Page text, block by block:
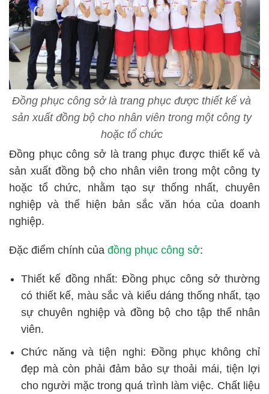
Đồng phục công sở là trang phục được thiết kế và
sản xuất đồng bộ cho nhân viên trong một công ty
hoặc tổ chức
Đồng phục công sở là trang phục được thiết kế và
sản xuất đồng bộ cho nhân viên trong một công ty
hoặc tổ chức, nhằm tạo sự thống nhất, chuyên
nghiệp và thể hiện bản sắc văn hóa của doanh
nghiệp.
Đặc điểm chính của đồng phục công sở:
Thiết kế đồng nhất: Đồng phục công sở thường
có thiết kế, màu sắc và kiểu dáng thống nhất, tạo
sự chuyên nghiệp và đồng bộ cho tập thể nhân
viên.
Chức năng và tiện nghi: Đồng phục không chỉ
đẹp mà còn phải đảm bảo sự thoải mái, tiện lợi
cho người mặc trong quá trình làm việc. Chất liệu